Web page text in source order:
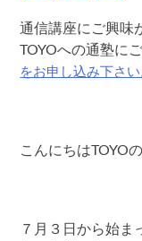
通信講座にご興味
TOYOへの通塾に
をお申し込み下さい
こんにちはTOYO
７月３日から始ま